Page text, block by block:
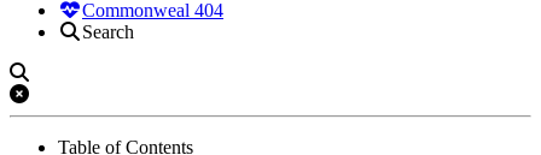
Commonweal 404
Search
Table of Contents